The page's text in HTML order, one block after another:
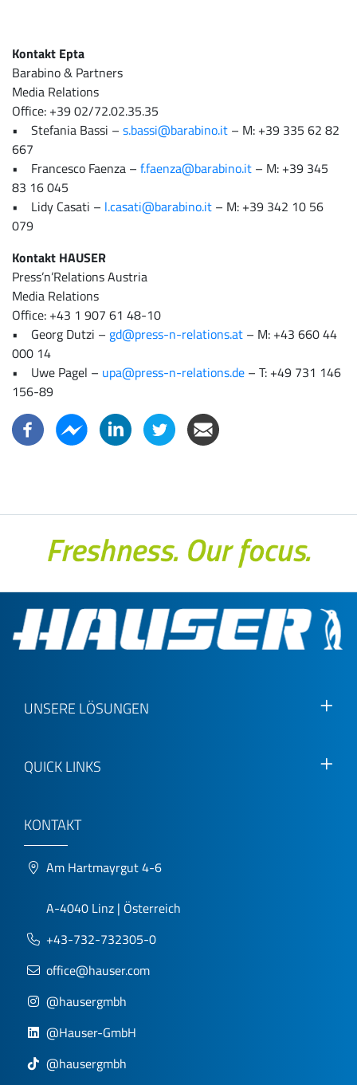
Kontakt Epta
Barabino & Partners
Media Relations
Office: +39 02/72.02.35.35
• Stefania Bassi – s.bassi@barabino.it – M: +39 335 62 82
667
• Francesco Faenza – f.faenza@barabino.it – M: +39 345
83 16 045
• Lidy Casati – l.casati@barabino.it – M: +39 342 10 56
079
Kontakt HAUSER
Press’n’Relations Austria
Media Relations
Office: +43 1 907 61 48-10
• Georg Dutzi – gd@press-n-relations.at – M: +43 660 44
000 14
• Uwe Pagel – upa@press-n-relations.de – T: +49 731 146
156-89
UNSERE LÖSUNGEN
QUICK LINKS
KONTAKT
Am Hartmayrgut 4-6
A-4040 Linz | Österreich
+43-732-732305-0
office@hauser.com
@hausergmbh
@Hauser-GmbH
@hausergmbh